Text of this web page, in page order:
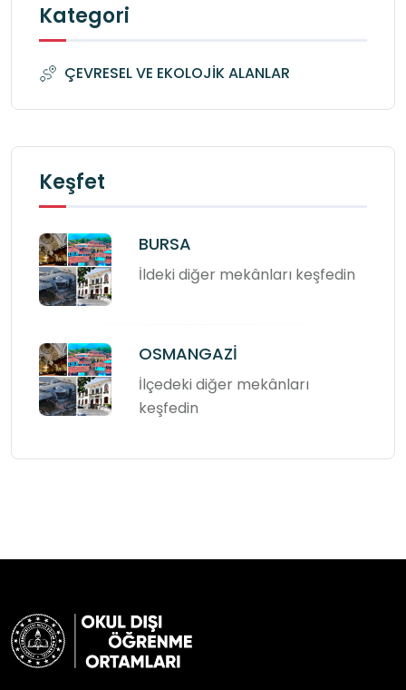
Kategori
ÇEVRESEL VE EKOLOJİK ALANLAR
Keşfet
BURSA
İldeki diğer mekânları keşfedin
OSMANGAZİ
İlçedeki diğer mekânları
keşfedin